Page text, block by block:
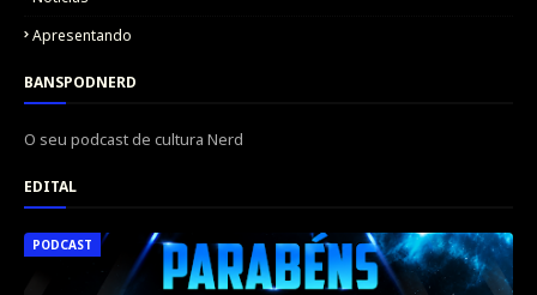
Apresentando
BANSPODNERD
O seu podcast de cultura Nerd
EDITAL
PODCAST